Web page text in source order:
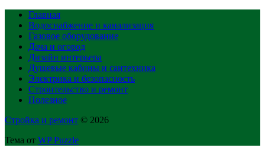
Главная
Водоснабжение и канализация
Газовое оборудование
Дача и огород
Дизайн интерьера
Душевые кабины и сантехника
Электрика и безопасность
Строительство и ремонт
Полезное
Стройка и ремонт © 2026
Тема от WP Puzzle